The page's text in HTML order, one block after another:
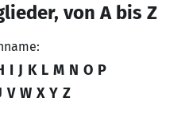
von A bis Z
I J K L M N O P
V W X Y Z